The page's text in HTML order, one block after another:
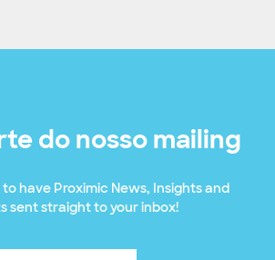
do nosso mailing
have Proximic News, Insights and
sent straight to your inbox!